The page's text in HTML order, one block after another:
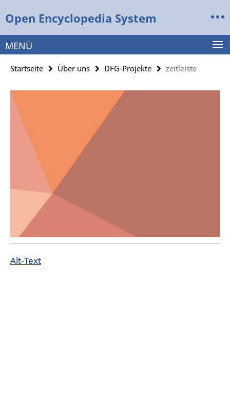
direkt
Inhalt
Open Encyclopedia System
Service-
Navigation
MENÜ
Startseite Über uns DFG-Projekte zeitleiste
Alt-Text